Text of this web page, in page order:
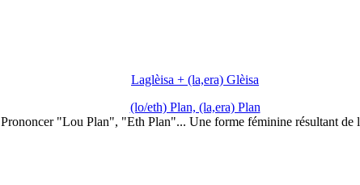
Laglèisa + (la,era) Glèisa
(lo/eth) Plan, (la,era) Plan
Prononcer "Lou Plan", "Eth Plan"... Une forme féminine résultant